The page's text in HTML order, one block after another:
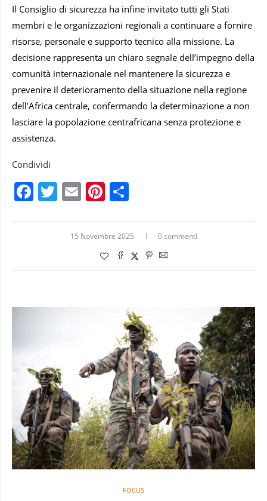
Il Consiglio di sicurezza ha infine invitato tutti gli Stati
membri e le organizzazioni regionali a continuare a fornire
risorse, personale e supporto tecnico alla missione. La
decisione rappresenta un chiaro segnale dell’impegno della
comunità internazionale nel mantenere la sicurezza e
prevenire il deterioramento della situazione nella regione
dell’Africa centrale, confermando la determinazione a non
lasciare la popolazione centrafricana senza protezione e
assistenza.
Condividi
Facebook
Twitter
EmailPinterest
15 Novembre 2025 0 commentI
FOCUS